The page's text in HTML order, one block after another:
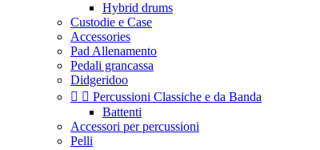
Hybrid drums
Custodie e Case
Accessories
Pad Allenamento
Pedali grancassa
Didgeridoo
  Percussioni Classiche e da Banda
Battenti
Accessori per percussioni
Pelli